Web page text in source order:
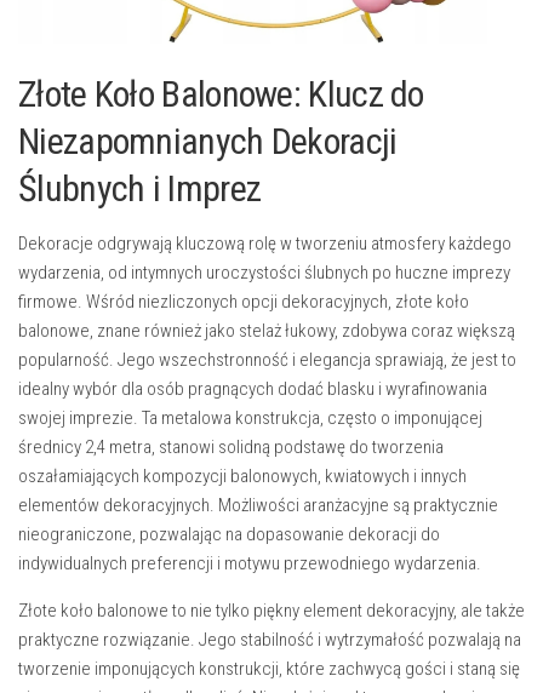
Złote Koło Balonowe: Klucz do
Niezapomnianych Dekoracji
Ślubnych i Imprez
Dekoracje odgrywają kluczową rolę w tworzeniu atmosfery każdego
wydarzenia, od intymnych uroczystości ślubnych po huczne imprezy
firmowe. Wśród niezliczonych opcji dekoracyjnych, złote koło
balonowe, znane również jako stelaż łukowy, zdobywa coraz większą
popularność. Jego wszechstronność i elegancja sprawiają, że jest to
idealny wybór dla osób pragnących dodać blasku i wyrafinowania
swojej imprezie. Ta metalowa konstrukcja, często o imponującej
średnicy 2,4 metra, stanowi solidną podstawę do tworzenia
oszałamiających kompozycji balonowych, kwiatowych i innych
elementów dekoracyjnych. Możliwości aranżacyjne są praktycznie
nieograniczone, pozwalając na dopasowanie dekoracji do
indywidualnych preferencji i motywu przewodniego wydarzenia.
Złote koło balonowe to nie tylko piękny element dekoracyjny, ale także
praktyczne rozwiązanie. Jego stabilność i wytrzymałość pozwalają na
tworzenie imponujących konstrukcji, które zachwycą gości i staną się